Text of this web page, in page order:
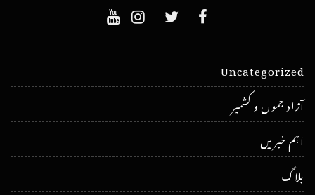
Uncategorized
آزاد جموں و کشمیر
اہم خبریں
بلاگ